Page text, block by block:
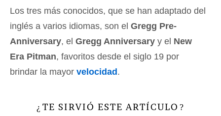
Los tres más conocidos, que se han adaptado del
inglés a varios idiomas, son el Gregg Pre-
Anniversary, el Gregg Anniversary y el New
Era Pitman, favoritos desde el siglo 19 por
brindar la mayor velocidad .
¿ TE SIRVIÓ ESTE ARTÍCULO ?